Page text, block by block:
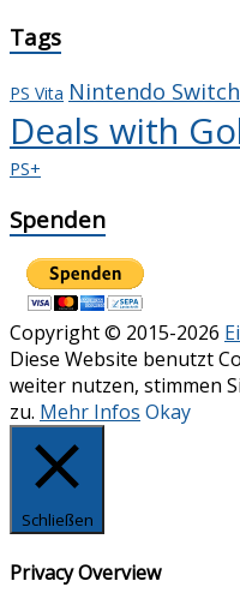
Tags
PS Vita Nintendo Switch
Deals with
PS+
Spenden
Copyright © 2015-2026
Diese Website benutzt
weiter nutzen, stimmen
zu. Mehr Infos Okay
Schließen
Privacy Overview